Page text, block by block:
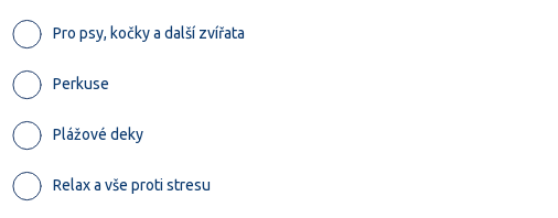
Pro psy, kočky a další zvířata
Perkuse
Plážové deky
Relax a vše proti stresu